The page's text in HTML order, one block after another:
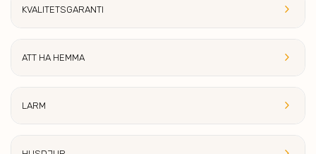
keyboard_arrow_right
KVALITETSGARANTI
keyboard_arrow_right
ATT HA HEMMA
keyboard_arrow_right
LARM